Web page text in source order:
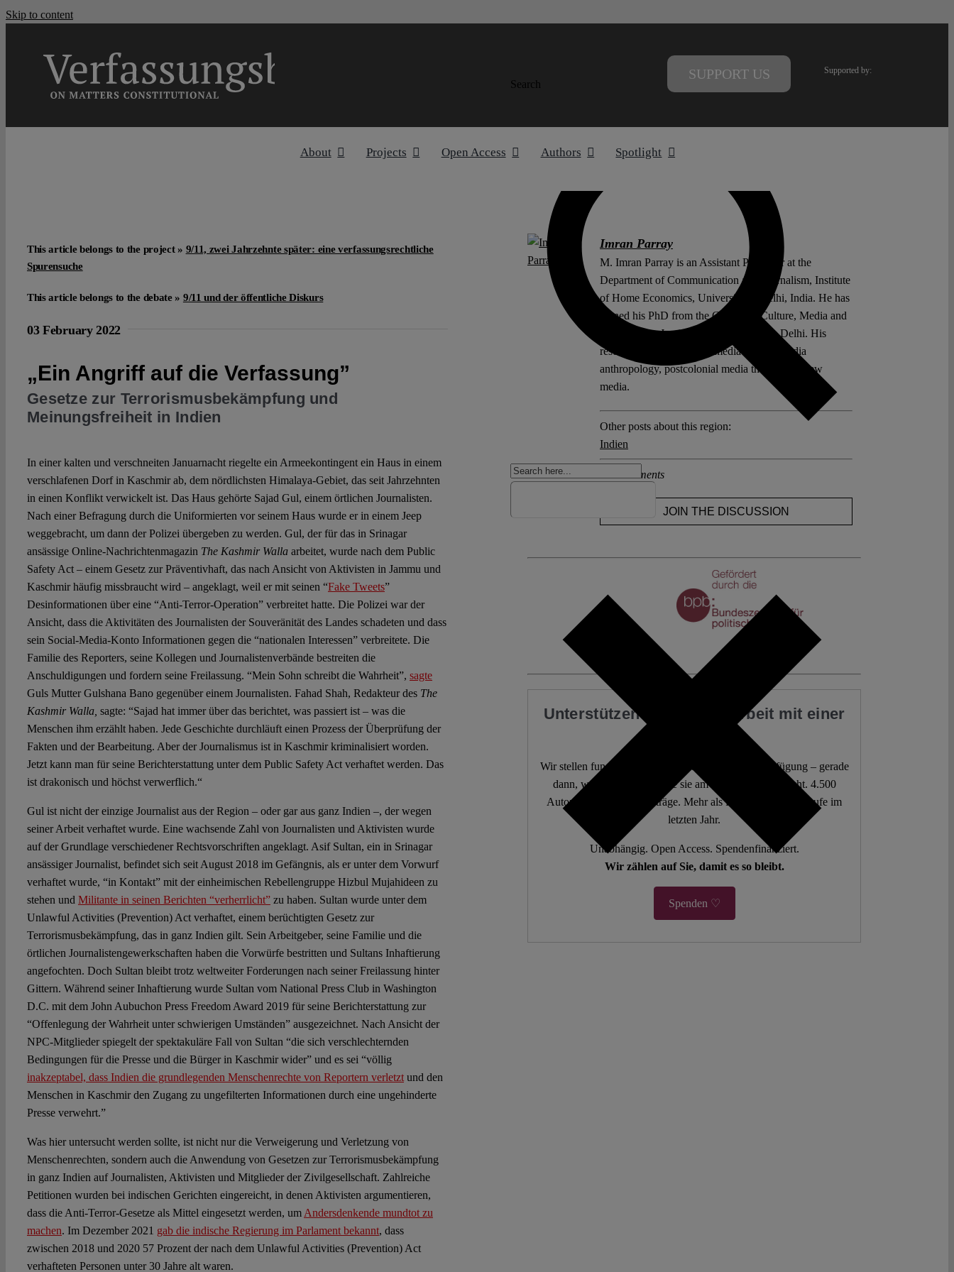
Skip to content
Search
SUPPORT US Supported by:
About Projects Open Access Authors Spotlight
This article belongs to the project » 9/11, zwei Jahrzehnte später: eine verfassungsrechtliche
Spurensuche
This article belongs to the debate » 9/11 und der öffentliche Diskurs
03 February 2022
„Ein Angriff auf die Verfassung”
Gesetze zur Terrorismusbekämpfung und
Meinungsfreiheit in Indien
In einer kalten und verschneiten Januarnacht riegelte ein Armeekontingent ein Haus in einem
verschlafenen Dorf in Kaschmir ab, dem nördlichsten Himalaya-Gebiet, das seit Jahrzehnten
in einen Konflikt verwickelt ist. Das Haus gehörte Sajad Gul, einem örtlichen Journalisten.
Nach einer Befragung durch die Uniformierten vor seinem Haus wurde er in einem Jeep
weggebracht, um dann der Polizei übergeben zu werden. Gul, der für das in Srinagar
ansässige Online-Nachrichtenmagazin The Kashmir Wallaarbeitet, wurde nach dem Public
Safety Act – einem Gesetz zur Präventivhaft, das nach Ansicht von Aktivisten in Jammu und
Kaschmir häufig missbraucht wird – angeklagt, weil er mit seinen “Fake Tweets”
Desinformationen über eine “Anti-Terror-Operation” verbreitet hatte. Die Polizei war der
Ansicht, dass die Aktivitäten des Journalisten der Souveränität des Landes schadeten und dass
sein Social-Media-Konto Informationen gegen die “nationalen Interessen” verbreitete. Die
Familie des Reporters, seine Kollegen und Journalistenverbände bestreiten die
Anschuldigungen und fordern seine Freilassung. “Mein Sohn schreibt die Wahrheit”, sagte
Guls Mutter Gulshana Bano gegenüber einem Journalisten. Fahad Shah, Redakteur des The
Kashmir Walla, sagte: “Sajad hat immer über das berichtet, was passiert ist – was die
Menschen ihm erzählt haben. Jede Geschichte durchläuft einen Prozess der Überprüfung der
Fakten und der Bearbeitung. Aber der Journalismus ist in Kaschmir kriminalisiert worden.
Jetzt kann man für seine Berichterstattung unter dem Public Safety Act verhaftet werden. Das
ist drakonisch und höchst verwerflich.“
Gul ist nicht der einzige Journalist aus der Region – oder gar aus ganz Indien –, der wegen
seiner Arbeit verhaftet wurde. Eine wachsende Zahl von Journalisten und Aktivisten wurde
auf der Grundlage verschiedener Rechtsvorschriften angeklagt. Asif Sultan, ein in Srinagar
ansässiger Journalist, befindet sich seit August 2018 im Gefängnis, als er unter dem Vorwurf
verhaftet wurde, “in Kontakt” mit der einheimischen Rebellengruppe Hizbul Mujahideen zu
stehen und Militante in seinen Berichten “verherrlicht”zu haben. Sultan wurde unter dem
Unlawful Activities (Prevention) Act verhaftet, einem berüchtigten Gesetz zur
Terrorismusbekämpfung, das in ganz Indien gilt. Sein Arbeitgeber, seine Familie und die
örtlichen Journalistengewerkschaften haben die Vorwürfe bestritten und Sultans Inhaftierung
angefochten. Doch Sultan bleibt trotz weltweiter Forderungen nach seiner Freilassung hinter
Gittern. Während seiner Inhaftierung wurde Sultan vom National Press Club in Washington
D.C. mit dem John Aubuchon Press Freedom Award 2019 für seine Berichterstattung zur
“Offenlegung der Wahrheit unter schwierigen Umständen” ausgezeichnet. Nach Ansicht der
NPC-Mitglieder spiegelt der spektakuläre Fall von Sultan “die sich verschlechternden
Bedingungen für die Presse und die Bürger in Kaschmir wider” und es sei “völlig
inakzeptabel, dass Indien die grundlegenden Menschenrechte von Reportern verletztund den
Menschen in Kaschmir den Zugang zu ungefilterten Informationen durch eine ungehinderte
Presse verwehrt.”
Was hier untersucht werden sollte, ist nicht nur die Verweigerung und Verletzung von
Menschenrechten, sondern auch die Anwendung von Gesetzen zur Terrorismusbekämpfung
in ganz Indien auf Journalisten, Aktivisten und Mitglieder der Zivilgesellschaft. Zahlreiche
Petitionen wurden bei indischen Gerichten eingereicht, in denen Aktivisten argumentieren,
dass die Anti-Terror-Gesetze als Mittel eingesetzt werden, umAndersdenkende mundtot zu
machen. Im Dezember 2021 gab die indische Regierung im Parlament bekannt, dass
zwischen 2018 und 2020 57 Prozent der nach dem Unlawful Activities (Prevention) Act
verhafteten Personen unter 30 Jahre alt waren.
Imran Parray
M. Imran Parray is an Assistant Professor at the
Department of Communication and Journalism, Institute
of Home Economics, University of Delhi, India. He has
earned his PhD from the Centre for Culture, Media and
Governance, Jamia Millia Islamia, New Delhi. His
research interests include media history, media
anthropology, postcolonial media theory, and new
media.
Other posts about this region:
Indien
No Comments
JOIN THE DISCUSSION
Unterstützen Sie unsere Arbeit mit einer
Wir stellen fundierte juristische Analysen frei zur Verfügung – gerade
dann, wenn die Demokratie sie am dringendsten braucht. 4.500
Autor:innen. 10.000 Beiträge. Mehr als fünf Millionen Aufrufe im
letzten Jahr.
Unabhängig. Open Access. Spendenfinanziert.
Wir zählen auf Sie, damit es so bleibt.
Spenden ♡